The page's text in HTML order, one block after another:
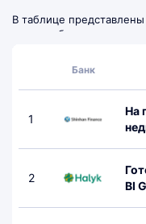
В таблице
ипотеке без
вариант для подачи
Банк
1
На
2
BI